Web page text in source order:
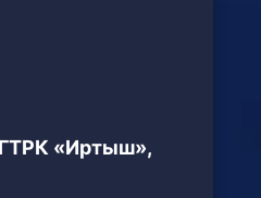
ГТРК «Иртыш»,